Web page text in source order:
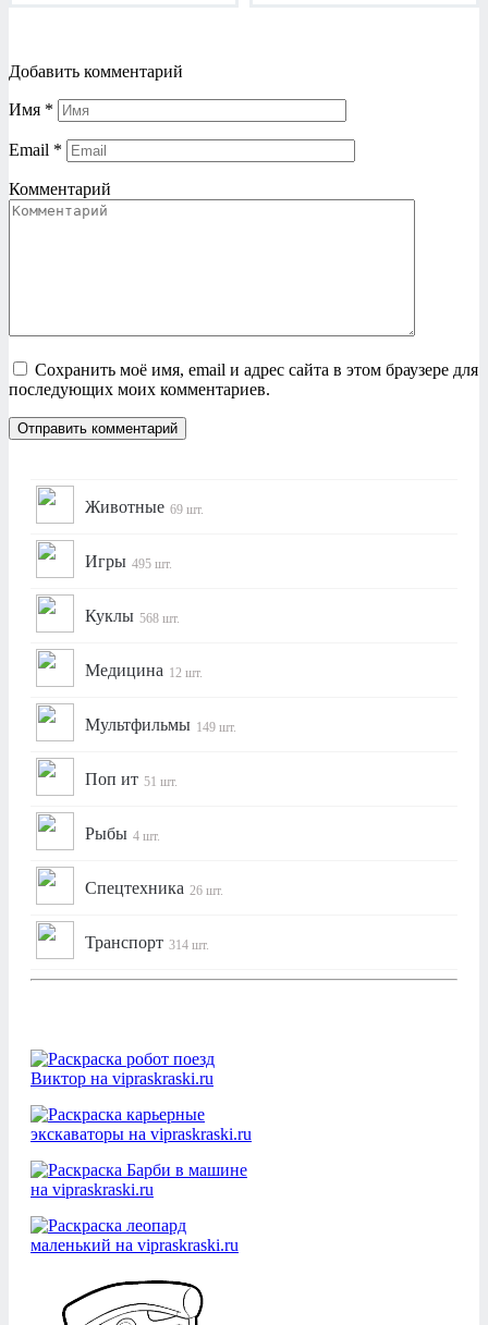
Добавить комментарий
Имя *
Email *
Комментарий
Сохранить моё имя, email и адрес сайта в этом браузере для
последующих моих комментариев.
Животные 69 шт.
Игры 495 шт.
Куклы 568 шт.
Медицина 12 шт.
Мультфильмы 149 шт.
Поп ит 51 шт.
Рыбы 4 шт.
Спецтехника 26 шт.
Транспорт 314 шт.